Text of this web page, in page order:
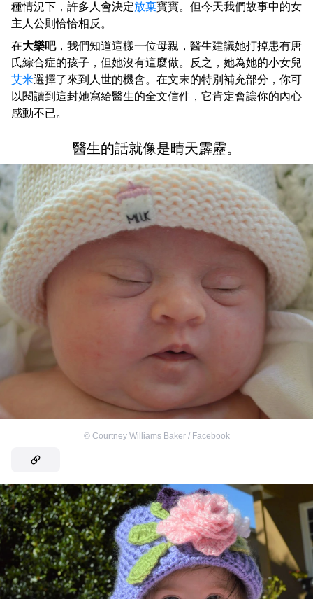
種情況下，許多人會決定放棄寶寶。但今天我們故事中的女
主人公則恰恰相反。
在大樂吧，我們知道這樣一位母親，醫生建議她打掉患有唐
氏綜合症的孩子，但她沒有這麼做。反之，她為她的小女兒
艾米選擇了來到人世的機會。在文末的特別補充部分，你可
以閱讀到這封她寫給醫生的全文信件，它肯定會讓你的內心
感動不已。
醫生的話就像是晴天霹靂。
© Courtney Williams Baker / Facebook